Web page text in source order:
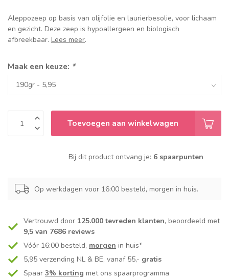
Aleppozeep op basis van olijfolie en laurierbesolie, voor lichaam
en gezicht. Deze zeep is hypoallergeen en biologisch
afbreekbaar. Lees meer.
Maak een keuze: *
Toevoegen aan winkelwagen
Bij dit product ontvang je: 6 spaarpunten
Op werkdagen voor 16:00 besteld, morgen in huis.
Vertrouwd door 125.000 tevreden klanten, beoordeeld met
9,5 van 7686 reviews
Vóór 16:00 besteld, morgen in huis*
5,95 verzending NL & BE, vanaf 55,- gratis
Spaar 3% korting met ons spaarprogramma